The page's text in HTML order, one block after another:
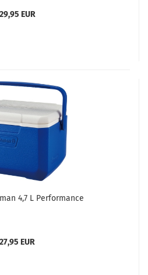
29,95 EUR
4,7 L Performance
27,95 EUR